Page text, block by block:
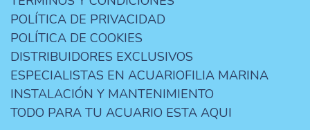
POLÍTICA DE PRIVACIDAD
POLÍTICA DE COOKIES
DISTRIBUIDORES EXCLUSIVOS
ESPECIALISTAS EN ACUARIOFILIA MARINA
INSTALACIÓN Y MANTENIMIENTO
TODO PARA TU ACUARIO ESTA AQUI